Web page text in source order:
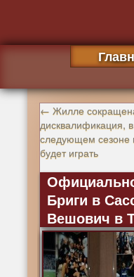
← Жилле
дисквалификация, в
следующем сезоне
будет играть
Бриги в
Вешович в